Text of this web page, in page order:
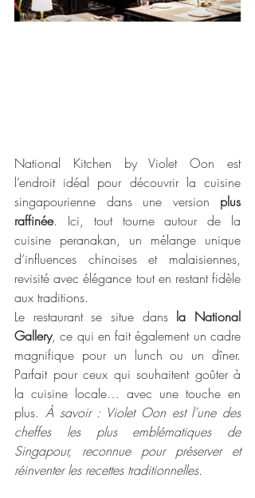
National Kitchen by Violet Oon est
l’endroit idéal pour découvrir la cuisine
singapourienne dans une version plus
raffinée. Ici, tout tourne autour de la
cuisine peranakan, un mélange unique
d’influences chinoises et malaisiennes,
revisité avec élégance tout en restant fidèle
aux traditions.
Le restaurant se situe dans la National
Gallery, ce qui en fait également un cadre
magnifique pour un lunch ou un dîner.
Parfait pour ceux qui souhaitent goûter à
la cuisine locale… avec une touche en
plus. À savoir : Violet Oon est l’une des
cheffes les plus emblématiques de
Singapour, reconnue pour préserver et
réinventer les recettes traditionnelles.